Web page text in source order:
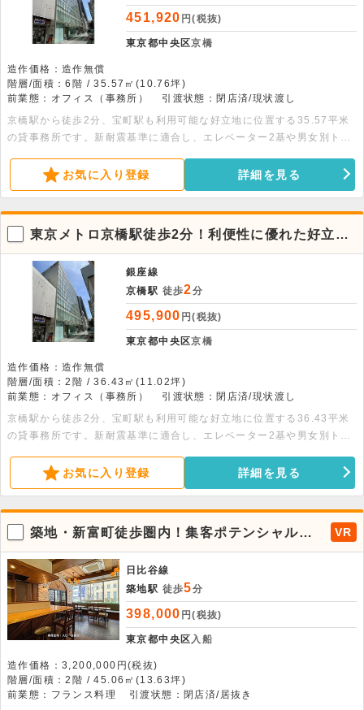
451,920 円(税抜)
東京都中央区京橋
造作価格：造作無償
階層/面積：6階 / 35.57㎡(10.76坪)
前業態：オフィス（事務所）
引渡状態：閉店済/現状渡し
京橋駅から徒歩2分、宝町駅も利用可能な好立地に位置する35.57平米
の貸事務所です。新耐震基準に適合し、エレベーター2基や男女別トイ
拠点としておすすめのオフィス物件です。
お気に入り登録 詳細を見る
東京メトロ京橋駅徒歩2分！利便性に優れた好立地
オフィス
銀座線
京橋駅 徒歩2分
495,900 円(税抜)
東京都中央区京橋
造作価格：造作無償
階層/面積：2階 / 36.43㎡(11.02坪)
前業態：オフィス（事務所）
引渡状態：閉店済/現状渡し
京橋駅から徒歩2分、宝町駅も利用可能な好立地に位置する36.43平米
の貸事務所です。新耐震基準に適合し、エレベーター2基や男女別トイ
拠点としておすすめのオフィス物件です。
お気に入り登録 詳細を見る
築地・新富町徒歩圏内！集客ポテンシャルが
高いフレンチ居抜き物件
VR
日比谷線
築地駅 徒歩5分
398,000 円(税抜)
東京都中央区入船
造作価格：3,200,000円(税抜)
階層/面積：2階 / 45.06㎡(13.63坪)
前業態：フランス料理
引渡状態：閉店済/居抜き